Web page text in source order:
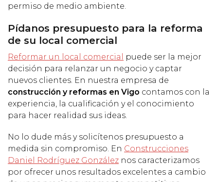
permiso de medio ambiente.
Pídanos presupuesto para la reforma
de su local comercial
Reformar un local comercial
puede ser la mejor
decisión para relanzar un negocio y captar
nuevos clientes. En nuestra empresa de
construcción y reformas en Vigo contamos con la
experiencia, la cualificación y el conocimiento
para hacer realidad sus ideas.
No lo dude más y solicítenos presupuesto a
medida sin compromiso. En Construcciones
Daniel Rodríguez González nos caracterizamos
por ofrecer unos resultados excelentes a cambio